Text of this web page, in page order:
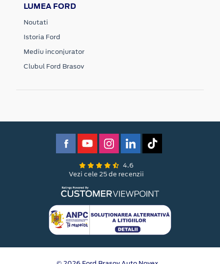
LUMEA FORD
Noutati
Istoria Ford
Mediu inconjurator
Clubul Ford Brasov
4.6
Vezi cele 25 de recenzii